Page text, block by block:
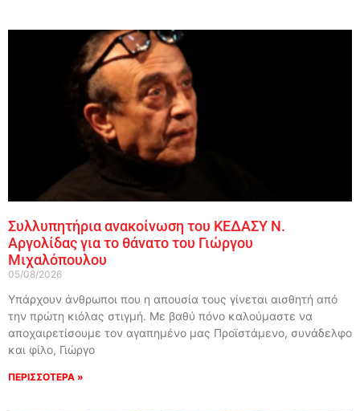
Συλλυπητήρια ανακοίνωση του ΚΕΔΑΣΥ Ν.
Αργολίδας για το θάνατο του Γιώργου
Μιχαλόπουλου
05/08/2026
Υπάρχουν άνθρωποι που η απουσία τους γίνεται αισθητή από
την πρώτη κιόλας στιγμή. Με βαθύ πόνο καλούμαστε να
αποχαιρετίσουμε τον αγαπημένο μας Προϊστάμενο, συνάδελφο
και φίλο, Γιώργο
ΠΕΡΙΣΣΟΤΕΡΑ »